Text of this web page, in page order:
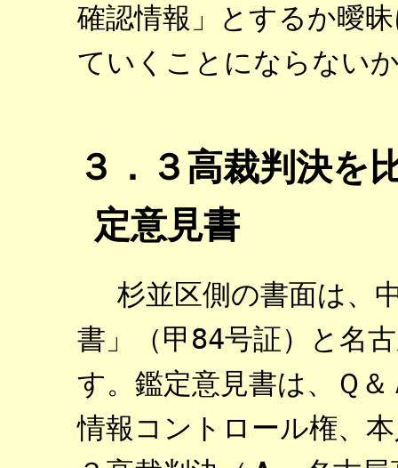
確認情報」とするか曖
ていくことにならない
３．３高裁判決を
定意見書
杉並区側の書面は、
書」（甲84号証）と名
す。鑑定意見書は、Ｑ
情報コントロール権、